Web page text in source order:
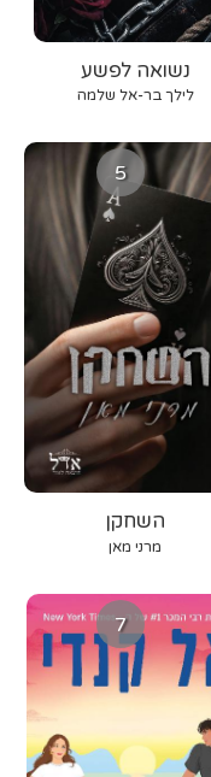
נשואה לפשע
לילך בר-אל שלמה
5
השחקן
מרני מאן
7